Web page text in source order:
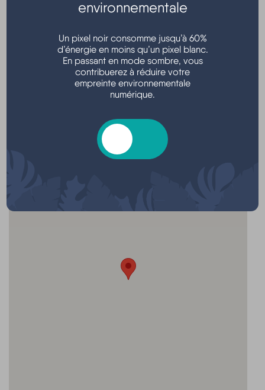
Salle d'animation - Hourtin port
En savoir plus
Localisation
Salle d'animation, Rue de la misaine,
Hourtin, France
environnementale
Un pixel noir consomme jusqu’à 60%
d’énergie en moins qu’un pixel blanc.
En passant en mode sombre, vous
contribuerez à réduire votre
empreinte environnementale
numérique.